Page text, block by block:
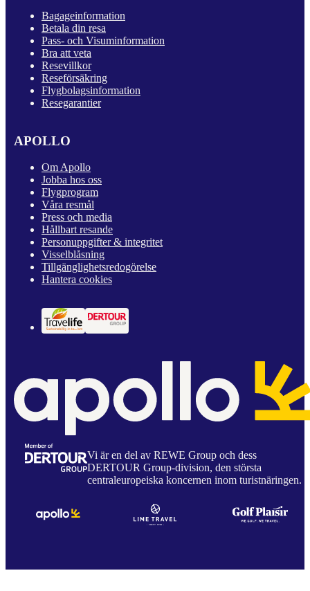
Bagageinformation
Betala din resa
Pass- och Visuminformation
Bra att veta
Resevillkor
Reseförsäkring
Flygbolagsinformation
Resegarantier
APOLLO
Om Apollo
Jobba hos oss
Flygprogram
Våra resmål
Press och media
Hållbart resande
Personuppgifter & integritet
Visselblåsning
Tillgänglighetsredogörelse
Hantera cookies
Vi är en del av REWE Group och dess
DERTOUR Group-division, den största
centraleuropeiska koncernen inom turistnäringen.